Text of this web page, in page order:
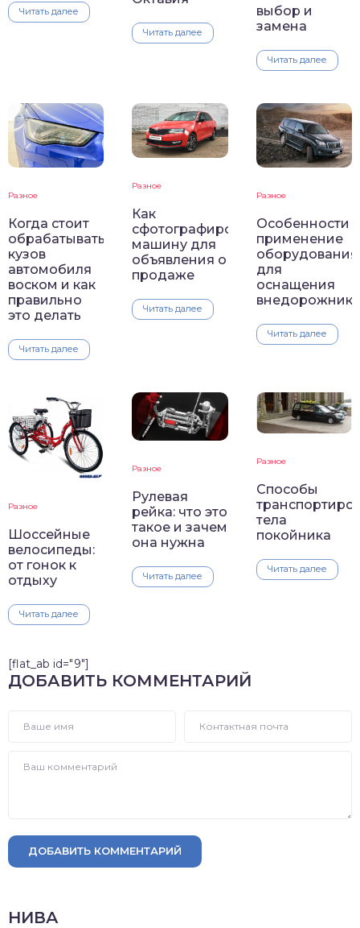
Читать далее
Читать далее
выбор и
замена
Читать далее
Разное
Когда стоит
обрабатывать
кузов
автомобиля
воском и как
правильно
это делать
Читать далее
Разное
Как
сфотографировать
машину для
объявления о
продаже
Читать далее
Разное
Особенности
применение
оборудования
для
оснащения
Читать далее
Разное
Шоссейные
велосипеды:
от гонок к
отдыху
Читать далее
Разное
Рулевая
рейка: что это
такое и зачем
она нужна
Читать далее
Разное
Способы
тела
покойника
Читать далее
[flat_ab id="9"]
ДОБАВИТЬ КОММЕНТАРИЙ
ДОБАВИТЬ КОММЕНТАРИЙ
НИВА